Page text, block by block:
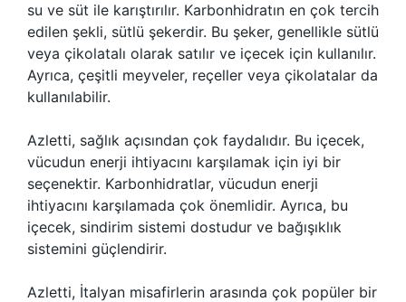
su ve süt ile karıştırılır. Karbonhidratın en çok tercih
edilen şekli, sütlü şekerdir. Bu şeker, genellikle sütlü
veya çikolatalı olarak satılır ve içecek için kullanılır.
Ayrıca, çeşitli meyveler, reçeller veya çikolatalar da
kullanılabilir.
Azletti, sağlık açısından çok faydalıdır. Bu içecek,
vücudun enerji ihtiyacını karşılamak için iyi bir
seçenektir. Karbonhidratlar, vücudun enerji
ihtiyacını karşılamada çok önemlidir. Ayrıca, bu
içecek, sindirim sistemi dostudur ve bağışıklık
sistemini güçlendirir.
Azletti, İtalyan misafirlerin arasında çok popüler bir